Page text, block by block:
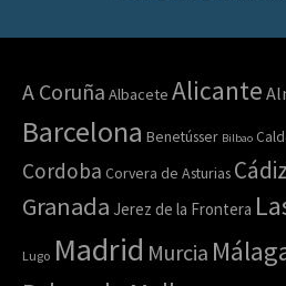
A Coruña Albacete Alicante
Barcelona Benetússer Bilbao
Cordoba Corvera de Asturias Cádiz
Granada Jerez de la Frontera
Lugo Madrid Murcia